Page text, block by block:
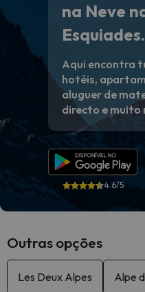
na Neve
Aqui encontra
hotéis,
aluguer de
directo e muito
4.6/5
Outras opções
Les Deux Alpes Alpe